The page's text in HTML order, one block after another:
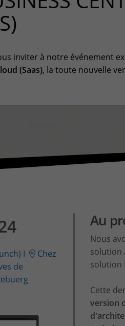
inviter à notre événement
(Saas), la toute nouvelle
I
Chez
de
Au
Nous
solution
solution
Cette
version